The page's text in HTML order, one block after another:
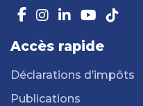
Accès rapide
Déclarations d’impôts
Publications